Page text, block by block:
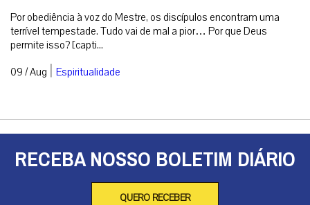
Por obediência à voz do Mestre, os discípulos encontram uma
terrível tempestade. Tudo vai de mal a pior… Por que Deus
permite isso? [capti...
09 / Aug | Espiritualidade
RECEBA NOSSO BOLETIM DIÁRIO
QUERO RECEBER